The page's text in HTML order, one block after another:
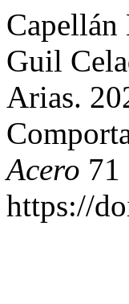
Guil
Arias.
Acero 71
https://